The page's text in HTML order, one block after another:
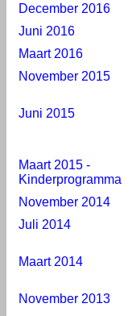
December 2016
Juni 2016
Maart 2016
November 2015
Juni 2015
Maart 2015 -
Kinderprogramma
November 2014
Juli 2014
Maart 2014
November 2013